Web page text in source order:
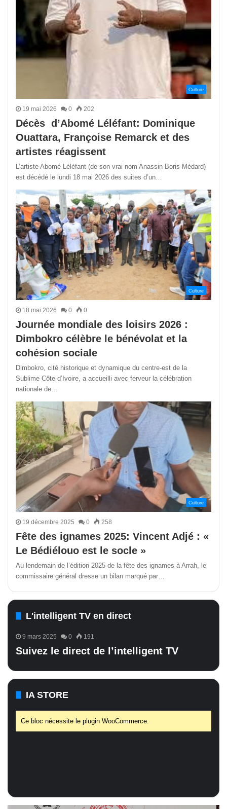
Culture
19 mai 2026 0 202
Décès d’Abomé Léléfant: Dominique
Ouattara, Françoise Remarck et des
artistes réagissent
L’artiste Abomé Léléfant (de son vrai nom Anassin Boris Médard)
est décédé le lundi 18 mai 2026 des suites d’un…
Culture
18 mai 2026 0 0
Journée mondiale des loisirs 2026 :
Dimbokro célèbre le bénévolat et la
cohésion sociale
Dimbokro, cité historique et dynamique du centre-est de la
Sublime Côte d’Ivoire, a accueilli avec ferveur la célébration
nationale de…
Culture
19 décembre 2025 0 258
Fête des ignames 2025: Vincent Adjé : «
Le Bédiélouo est le socle »
Au lendemain de l’édition 2025 de la fête des ignames à Arrah, le
commissaire général dresse un bilan marqué par…
L'intelligent TV en direct
9 mars 2025 0 191
Suivez le direct de l’intelligent TV
IA STORE
Ce bloc nécessite le plugin WooCommerce.